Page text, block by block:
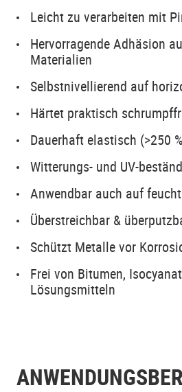
Leicht zu verarbeiten mit
Hervorragende Adhäsion
Materialien
Selbstnivellierend auf
Härtet praktisch
Dauerhaft elastisch (>250
Witterungs- und UV-
Anwendbar auch auf
Überstreichbar &
Schützt Metalle vor
Frei von Bitumen,
Lösungsmitteln